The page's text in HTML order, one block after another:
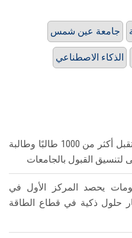
جامعة عين شمس
الذكاء الاصطناعي
معامل التنسيق الإلكتروني تستقبل أكثر من 1000 طالبًا وطالبة
لتنسيق القبول بالجامعات
يحصد المركز الأول في
حلول ذكية في قطاع الطاقة